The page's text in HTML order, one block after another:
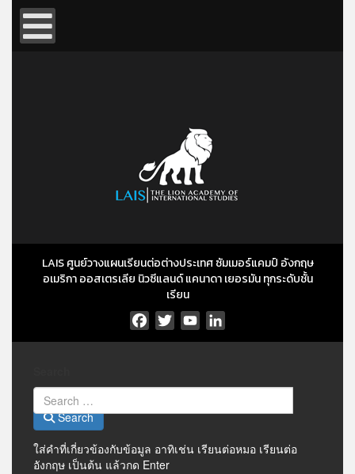
LAIS ศูนย์วางแผนเรียนต่อต่างประเทศ ซัมเมอร์แคมป์ อังกฤษ
อเมริกา ออสเตรเลีย นิวซีแลนด์ แคนาดา เยอรมัน ทุกระดับชั้น
เรียน
Facebook
TwitterYouTubeLinkedIn
Search
ใส่คำที่เกี่ยวข้องกับข้อมูล อาทิเช่น เรียนต่อหมอ เรียนต่อ
อังกฤษ เป็นต้น แล้วกด Enter